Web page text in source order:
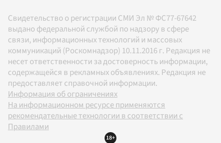
Свидетельство о регистрации СМИ Эл № ФС77-67642
выдано федеральной службой по надзору в сфере
связи, информационных технологий и массовых
коммуникаций (Роскомнадзор) 10.11.2016 г. Редакция не
несет ответственности за достоверность информации,
содержащейся в рекламных объявлениях. Редакция не
предоставляет справочной информации.
Информация об ограничениях
На информационном ресурсе применяются
рекомендательные технологии в соответствии с
Правилами
18+